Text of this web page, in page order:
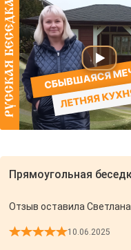
Отзыв оставила Светлана
10.06.2025